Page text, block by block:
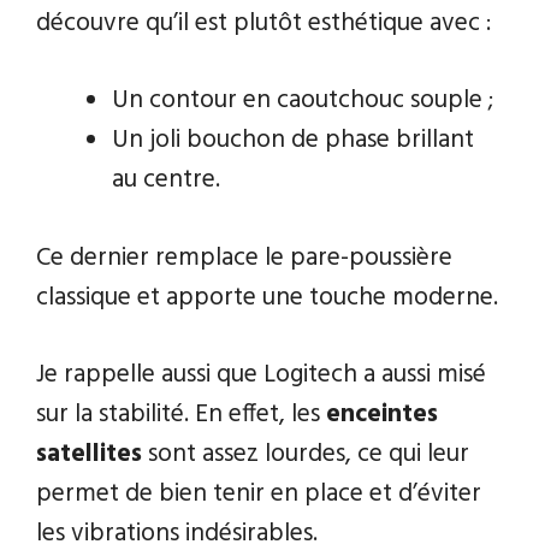
découvre qu’il est plutôt esthétique avec :
Un contour en caoutchouc souple ;
Un joli bouchon de phase brillant
au centre.
Ce dernier remplace le pare-poussière
classique et apporte une touche moderne.
Je rappelle aussi que Logitech a aussi misé
sur la stabilité. En effet, lesenceintes
satellitessont assez lourdes, ce qui leur
permet de bien tenir en place et d’éviter
les vibrations indésirables.